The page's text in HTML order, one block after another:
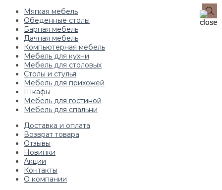
Мягкая мебель
Обеденные столы
Барная мебель
Дачная мебель
Компьютерная мебель
Мебель для кухни
Мебель для столовых
Столы и стулья
Мебель для прихожей
Шкафы
Мебель для гостиной
Мебель для спальни
Доставка и оплата
Возврат товара
Отзывы
Новинки
Акции
Контакты
О компании